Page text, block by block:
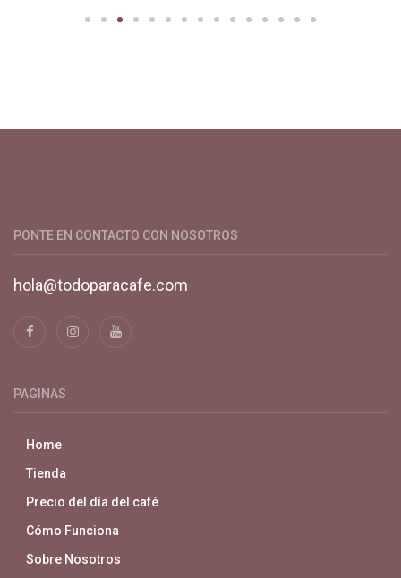
PONTE EN CONTACTO CON NOSOTROS
hola@todoparacafe.com
PAGINAS
Home
Tienda
Precio del día del café
Cómo Funciona
Sobre Nosotros